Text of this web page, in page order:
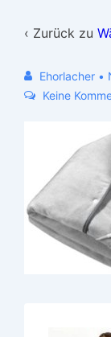
‹ Zurück zu
Ehorlacher •
Keine